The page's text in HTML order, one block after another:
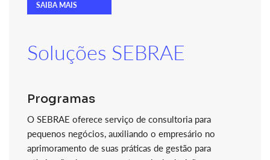
SAIBA MAIS
Soluções SEBRAE
Programas
O SEBRAE oferece serviço de consultoria para
pequenos negócios, auxiliando o empresário no
aprimoramento de suas práticas de gestão para